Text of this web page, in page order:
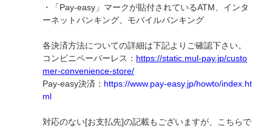
・「Pay-easy」マークが貼付されているATM、インタ
ーネットバンキング、モバイルバンキング
各決済方法についての詳細は下記よりご確認下さい。
コンビニペーパーレス： https://static.mul-pay.jp/custo
mer-convenience-store/
Pay-easy決済： https://www.pay-easy.jp/howto/index.ht
ml
対応のない[お支払先]の記載もございますが、こちらで